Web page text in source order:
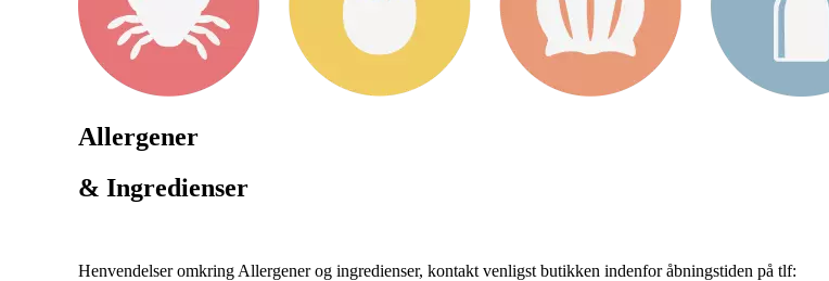
Allergener
& Ingredienser
Henvendelser omkring Allergener og ingredienser, kontakt venligst butikken indenfor åbningstiden på tlf: